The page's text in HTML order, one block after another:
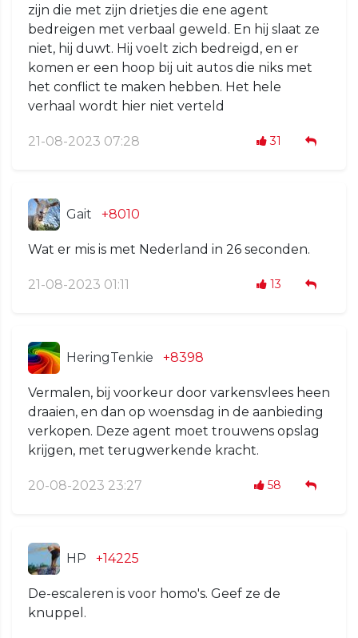
zijn die met zijn drietjes die ene agent
bedreigen met verbaal geweld. En hij slaat ze
niet, hij duwt. Hij voelt zich bedreigd, en er
komen er een hoop bij uit autos die niks met
het conflict te maken hebben. Het hele
verhaal wordt hier niet verteld
21-08-2023 07:28 31
Gait +8010
Wat er mis is met Nederland in 26 seconden.
21-08-2023 01:11 13
HeringTenkie +8398
Vermalen, bij voorkeur door varkensvlees heen
draaien, en dan op woensdag in de aanbieding
verkopen. Deze agent moet trouwens opslag
krijgen, met terugwerkende kracht.
20-08-2023 23:27 58
HP +14225
De-escaleren is voor homo's. Geef ze de
knuppel.